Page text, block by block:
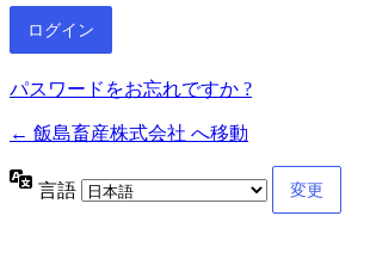
パスワードをお忘れですか ?
← 飯島畜産株式会社 へ移動
言語